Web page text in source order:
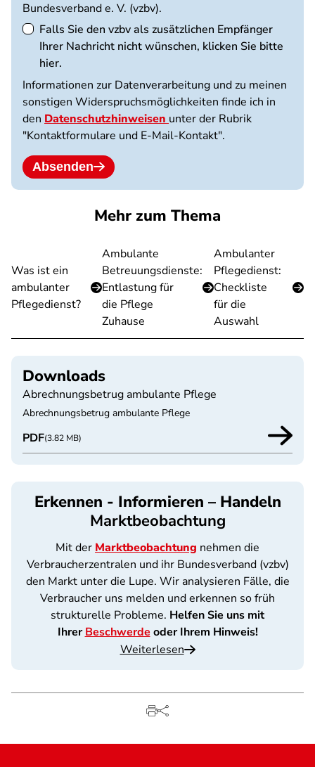
Bundesverband e. V. (vzbv).
Falls Sie den vzbv als zusätzlichen Empfänger
Ihrer Nachricht nicht wünschen, klicken Sie bitte
hier.
Informationen zur Datenverarbeitung und zu meinen
sonstigen Widerspruchsmöglichkeiten finde ich in
den Datenschutzhinweisen unter der Rubrik
"Kontaktformulare und E-Mail-Kontakt".
Absenden
Mehr zum Thema
Was ist ein
ambulanter
Pflegedienst?
Ambulante
Betreuungsdienste:
Entlastung für
die Pflege
Zuhause
Ambulanter
Pflegedienst:
Checkliste
für die
Auswahl
Downloads
Abrechnungsbetrug ambulante Pflege
Abrechnungsbetrug ambulante Pflege
PDF(3.82 MB)
Erkennen - Informieren – Handeln
Marktbeobachtung
Mit der Marktbeobachtung nehmen die
Verbraucherzentralen und ihr Bundesverband (vzbv)
den Markt unter die Lupe. Wir analysieren Fälle, die
Verbraucher uns melden und erkennen so früh
strukturelle Probleme. Helfen Sie uns mit
IhrerBeschwerde oder Ihrem Hinweis!
Weiterlesen